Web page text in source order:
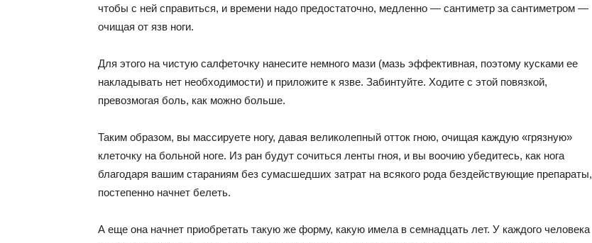
чтобы с ней справиться, и времени надо предостаточно, медленно — сантиметр за сантиметром —
очищая от язв ноги.
Для этого на чистую салфеточку нанесите немного мази (мазь эффективная, поэтому кусками ее
накладывать нет необходимости) и приложите к язве. Забинтуйте. Ходите с этой повязкой,
превозмогая боль, как можно больше.
Таким образом, вы массируете ногу, давая великолепный отток гною, очищая каждую «грязную»
клеточку на больной ноге. Из ран будут сочиться ленты гноя, и вы воочию убедитесь, как нога
благодаря вашим стараниям без сумасшедших затрат на всякого рода бездействующие препараты,
постепенно начнет белеть.
А еще она начнет приобретать такую же форму, какую имела в семнадцать лет. У каждого человека